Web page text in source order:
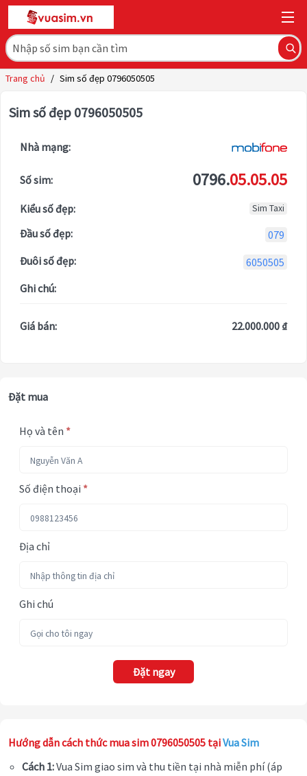
Trang chủ / Sim số đẹp 0796050505
Sim số đẹp 0796050505
Nhà mạng:
Số sim: 0796.05.05.05
Kiểu số đẹp: Sim Taxi
Đầu số đẹp:
079
Đuôi số đẹp:
6050505
Ghi chú:
Giá bán: 22.000.000 ₫
Đặt mua
Họ và tên *
Số điện thoại *
Địa chỉ
Ghi chú
Đặt ngay
Hướng dẫn cách thức mua sim 0796050505 tạiVua Sim
Cách 1:Vua Sim giao sim và thu tiền tại nhà miễn phí (áp